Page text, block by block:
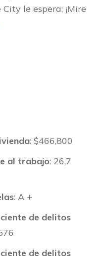
le espera; ¡Mire
: $466,800
al trabajo: 26,7
: A +
de delitos
de delitos